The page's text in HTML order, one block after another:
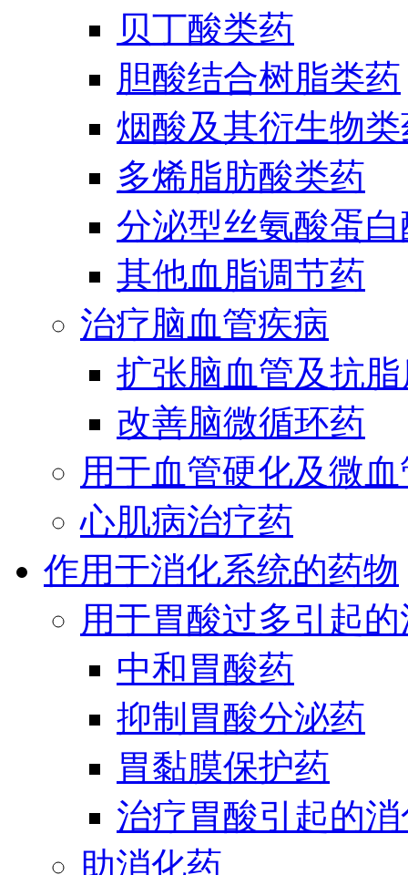
贝丁酸类药
胆酸结合树脂类药
烟酸及其衍生物
多烯脂肪酸类药
分泌型丝氨酸蛋
其他血脂调节药
治疗脑血管疾病
扩张脑血管及抗
改善脑微循环药
用于血管硬化及微
心肌病治疗药
作用于消化系统的药物
用于胃酸过多引起
中和胃酸药
抑制胃酸分泌药
胃黏膜保护药
治疗胃酸引起的
助消化药